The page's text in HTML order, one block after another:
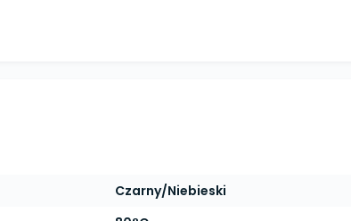
Czarny/Niebieski